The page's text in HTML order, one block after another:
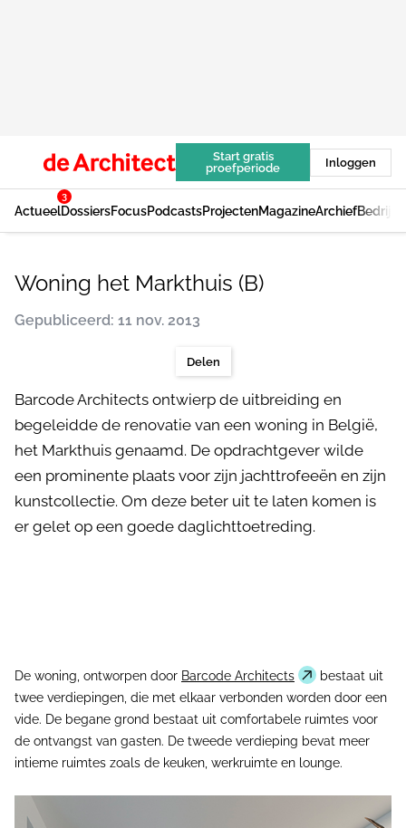
Start gratis
proefperiode
Inloggen
Actueel
3
DossiersFocusPodcastsProjectenMagazineArchief
Woning het Markthuis (B)
Gepubliceerd: 11 nov. 2013
Delen
Barcode Architects ontwierp de uitbreiding en
begeleidde de renovatie van een woning in België,
het Markthuis genaamd. De opdrachtgever wilde
een prominente plaats voor zijn jachttrofeeën en zijn
kunstcollectie. Om deze beter uit te laten komen is
er gelet op een goede daglichttoetreding.
De woning, ontworpen door Barcode Architects
bestaat uit
twee verdiepingen, die met elkaar verbonden worden door een
vide. De begane grond bestaat uit comfortabele ruimtes voor
de ontvangst van gasten. De tweede verdieping bevat meer
intieme ruimtes zoals de keuken, werkruimte en lounge.